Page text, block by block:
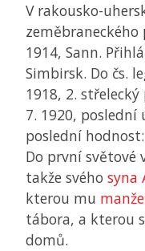
V rakousko-
1914, Sann.
Simbirsk. Do čs.
1918, 2.
7. 1920,
poslední
Do první světové
takže svého syna
kterou mu
tábora, a kterou
domů.